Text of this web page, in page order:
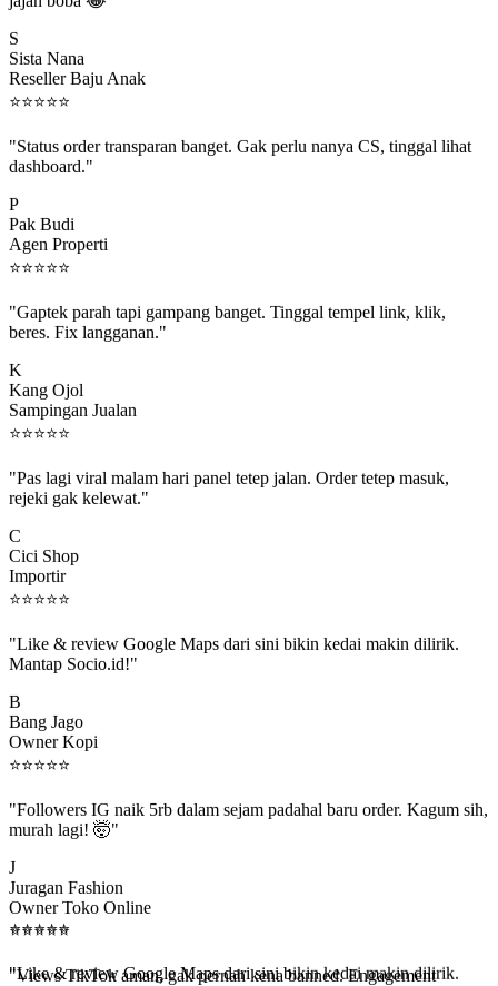
Sista Nana
Reseller Baju Anak
⭐⭐⭐⭐⭐
dashboard."
Pak Budi
Agen Properti
⭐⭐⭐⭐ ⭐
beres. Fix langganan."
Kang Ojol
Sampingan Jualan
⭐⭐⭐⭐⭐
rejeki gak kelewat."
Cici Shop
Importir
⭐⭐⭐⭐⭐
Mantap Socio.id!"
Bang Jago
Owner Kopi
⭐⭐⭐⭐ ⭐
murah lagi! 🤯"
Juragan Fashion
Owner Toko Online
⭐⭐⭐⭐ ⭐
beneran naik, algoritma suka."
⭐ ⭐ ⭐ ⭐ ⭐